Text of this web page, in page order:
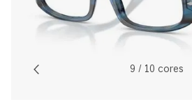
Preto
Cor das Lentes 9 / 10 cores